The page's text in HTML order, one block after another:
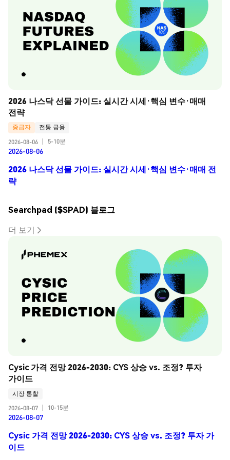
2026 나스닥 선물 가이드: 실시간 시세·핵심 변수·매매
전략
중급자
전통 금융
2026-08-06
5-10분
2026-08-06
2026 나스닥 선물 가이드: 실시간 시세·핵심 변수·매매 전
략
Searchpad ($SPAD) 블로그
더 보기
Cysic 가격 전망 2026-2030: CYS 상승 vs. 조정? 투자
가이드
시장 통찰
2026-08-07
10-15분
2026-08-07
Cysic 가격 전망 2026-2030: CYS 상승 vs. 조정? 투자 가
이드